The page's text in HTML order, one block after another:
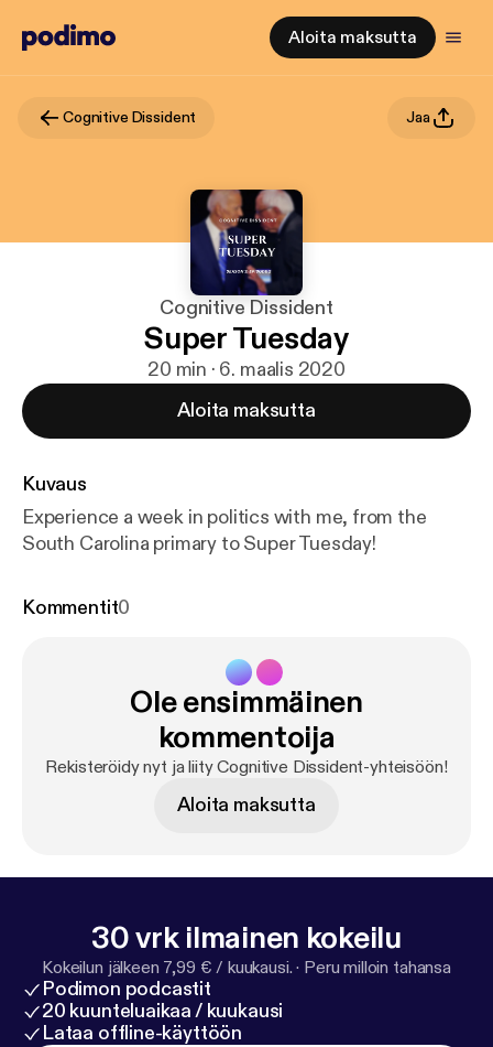
Aloita maksutta
Cognitive Dissident Jaa
Cognitive Dissident
Super Tuesday
20 min · 6. maalis 2020
Aloita maksutta
Kuvaus
Experience a week in politics with me, from the
South Carolina primary to Super Tuesday!
Kommentit0
Ole ensimmäinen
kommentoija
Rekisteröidy nyt ja liity Cognitive Dissident-yhteisöön!
Aloita maksutta
30 vrk ilmainen kokeilu
Kokeilun jälkeen 7,99 € / kuukausi. · Peru milloin tahansa
Podimon podcastit
20 kuunteluaikaa / kuukausi
Lataa offline-käyttöön